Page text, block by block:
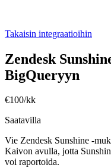
Takaisin integraatioihin
Zendesk
BigQueryyn
€100/kk
Saatavilla
Vie Zendesk Sunshine -
Kaivon avulla, jotta
voi raportoida.